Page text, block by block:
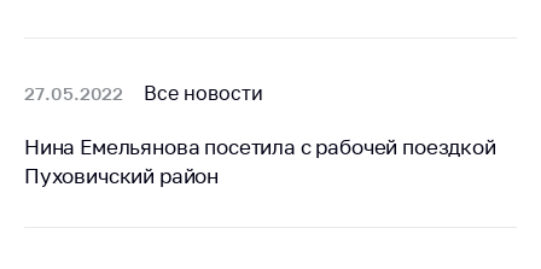
регулирование и
конкуренция
Торговля и услуги
Регулирование и
27.05.2022 Все новости
Нина Емельянова посетила с рабочей поездкой
Пуховичский район